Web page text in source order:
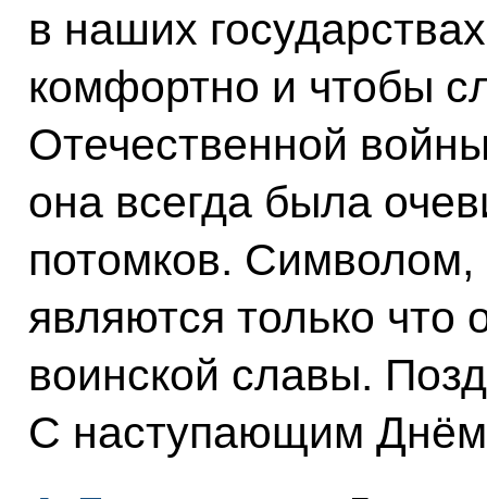
в наших
комфортно и чтобы
Отечественной
она всегда была
потомков. Символом,
являются только что
воинской славы.
С наступающим